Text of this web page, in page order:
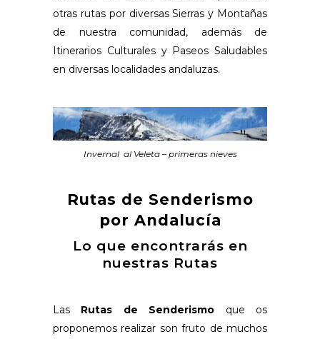
otras rutas por diversas Sierras y Montañas
de nuestra comunidad, además de
Itinerarios Culturales y Paseos Saludables
en diversas localidades andaluzas.
Invernal al Veleta – primeras nieves
Rutas de Senderismo
por Andalucía
Lo que encontrarás en
nuestras Rutas
Las Rutas de Senderismo que os
proponemos realizar son fruto de muchos